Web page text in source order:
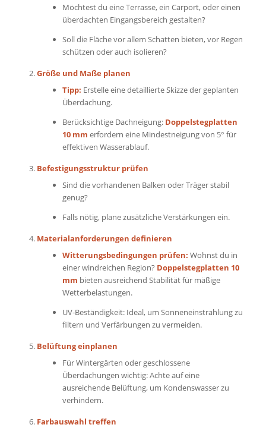
Möchtest du eine Terrasse, ein Carport, oder einen
überdachten Eingangsbereich gestalten?
Soll die Fläche vor allem Schatten bieten, vor Regen
schützen oder auch isolieren?
Größe und Maße planen
Tipp: Erstelle eine detaillierte Skizze der geplanten
Überdachung.
Berücksichtige Dachneigung: Doppelstegplatten
10 mm erfordern eine Mindestneigung von 5° für
effektiven Wasserablauf.
Befestigungsstruktur prüfen
Sind die vorhandenen Balken oder Träger stabil
genug?
Falls nötig, plane zusätzliche Verstärkungen ein.
Materialanforderungen definieren
Witterungsbedingungen prüfen: Wohnst du in
einer windreichen Region? Doppelstegplatten 10
mm bieten ausreichend Stabilität für mäßige
Wetterbelastungen.
UV-Beständigkeit: Ideal, um Sonneneinstrahlung zu
filtern und Verfärbungen zu vermeiden.
Belüftung einplanen
Für Wintergärten oder geschlossene
Überdachungen wichtig: Achte auf eine
ausreichende Belüftung, um Kondenswasser zu
verhindern.
Farbauswahl treffen